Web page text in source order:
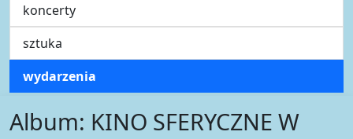
koncerty
sztuka
wydarzenia
Album: KINO SFERYCZNE W